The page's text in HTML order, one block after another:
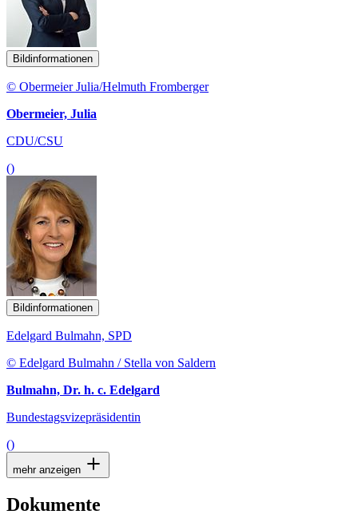
Bildinformationen
© Obermeier Julia/Helmuth Fromberger
Obermeier, Julia
CDU/CSU
()
Bildinformationen
Edelgard Bulmahn, SPD
© Edelgard Bulmahn / Stella von Saldern
Bulmahn, Dr. h. c. Edelgard
Bundestagsvizepräsidentin
()
mehr anzeigen
Dokumente